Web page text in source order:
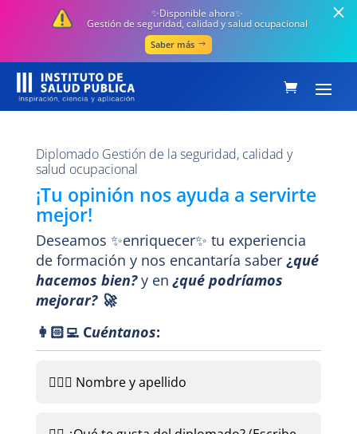
✨Disponible ahora✨
Gestión de seguridad, calidad y salud ocupacional
Saber más
Diplomado Gestión de la seguridad, calidad y
salud ocupacional
¡Tu opinión nos ayuda a servirte
mejor!
Deseamos ✨enriquecer✨ tu experiencia
de formación y nos encantaría saber ¿qué
hacemos bien?y en¿qué podríamos
mejorar? 🚀
👩🏻‍💻 Cuéntanos: